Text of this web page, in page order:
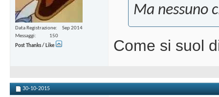
Data Registrazione
Sep 2014
Messaggi
150
Post Thanks / Like
Ma nessuno
Come si suol
30-10-2015